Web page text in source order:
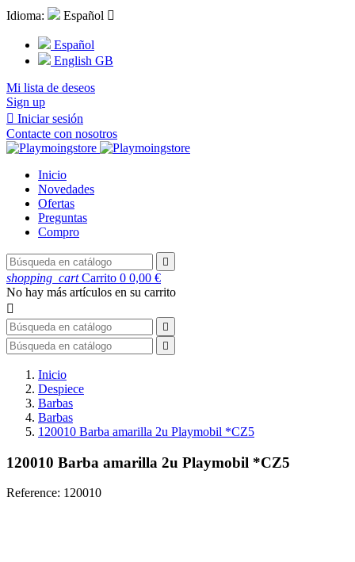
Idioma: Español 
Español
English GB
Mi lista de deseos
Sign up
 Iniciar sesión
Contacte con nosotros
Inicio
Novedades
Ofertas
Preguntas
Compro

shopping_cart Carrito 0 0,00 €
No hay más artículos en su carrito



Inicio
Despiece
Barbas
Barbas
120010 Barba amarilla 2u Playmobil *CZ5
120010 Barba amarilla 2u Playmobil *CZ5
Reference: 120010